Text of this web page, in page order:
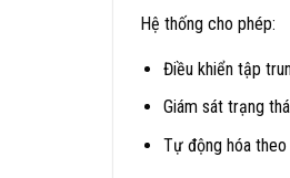
Hệ thống cho phép:
Điều khiển tập
Giám sát trạng
Tự động hóa